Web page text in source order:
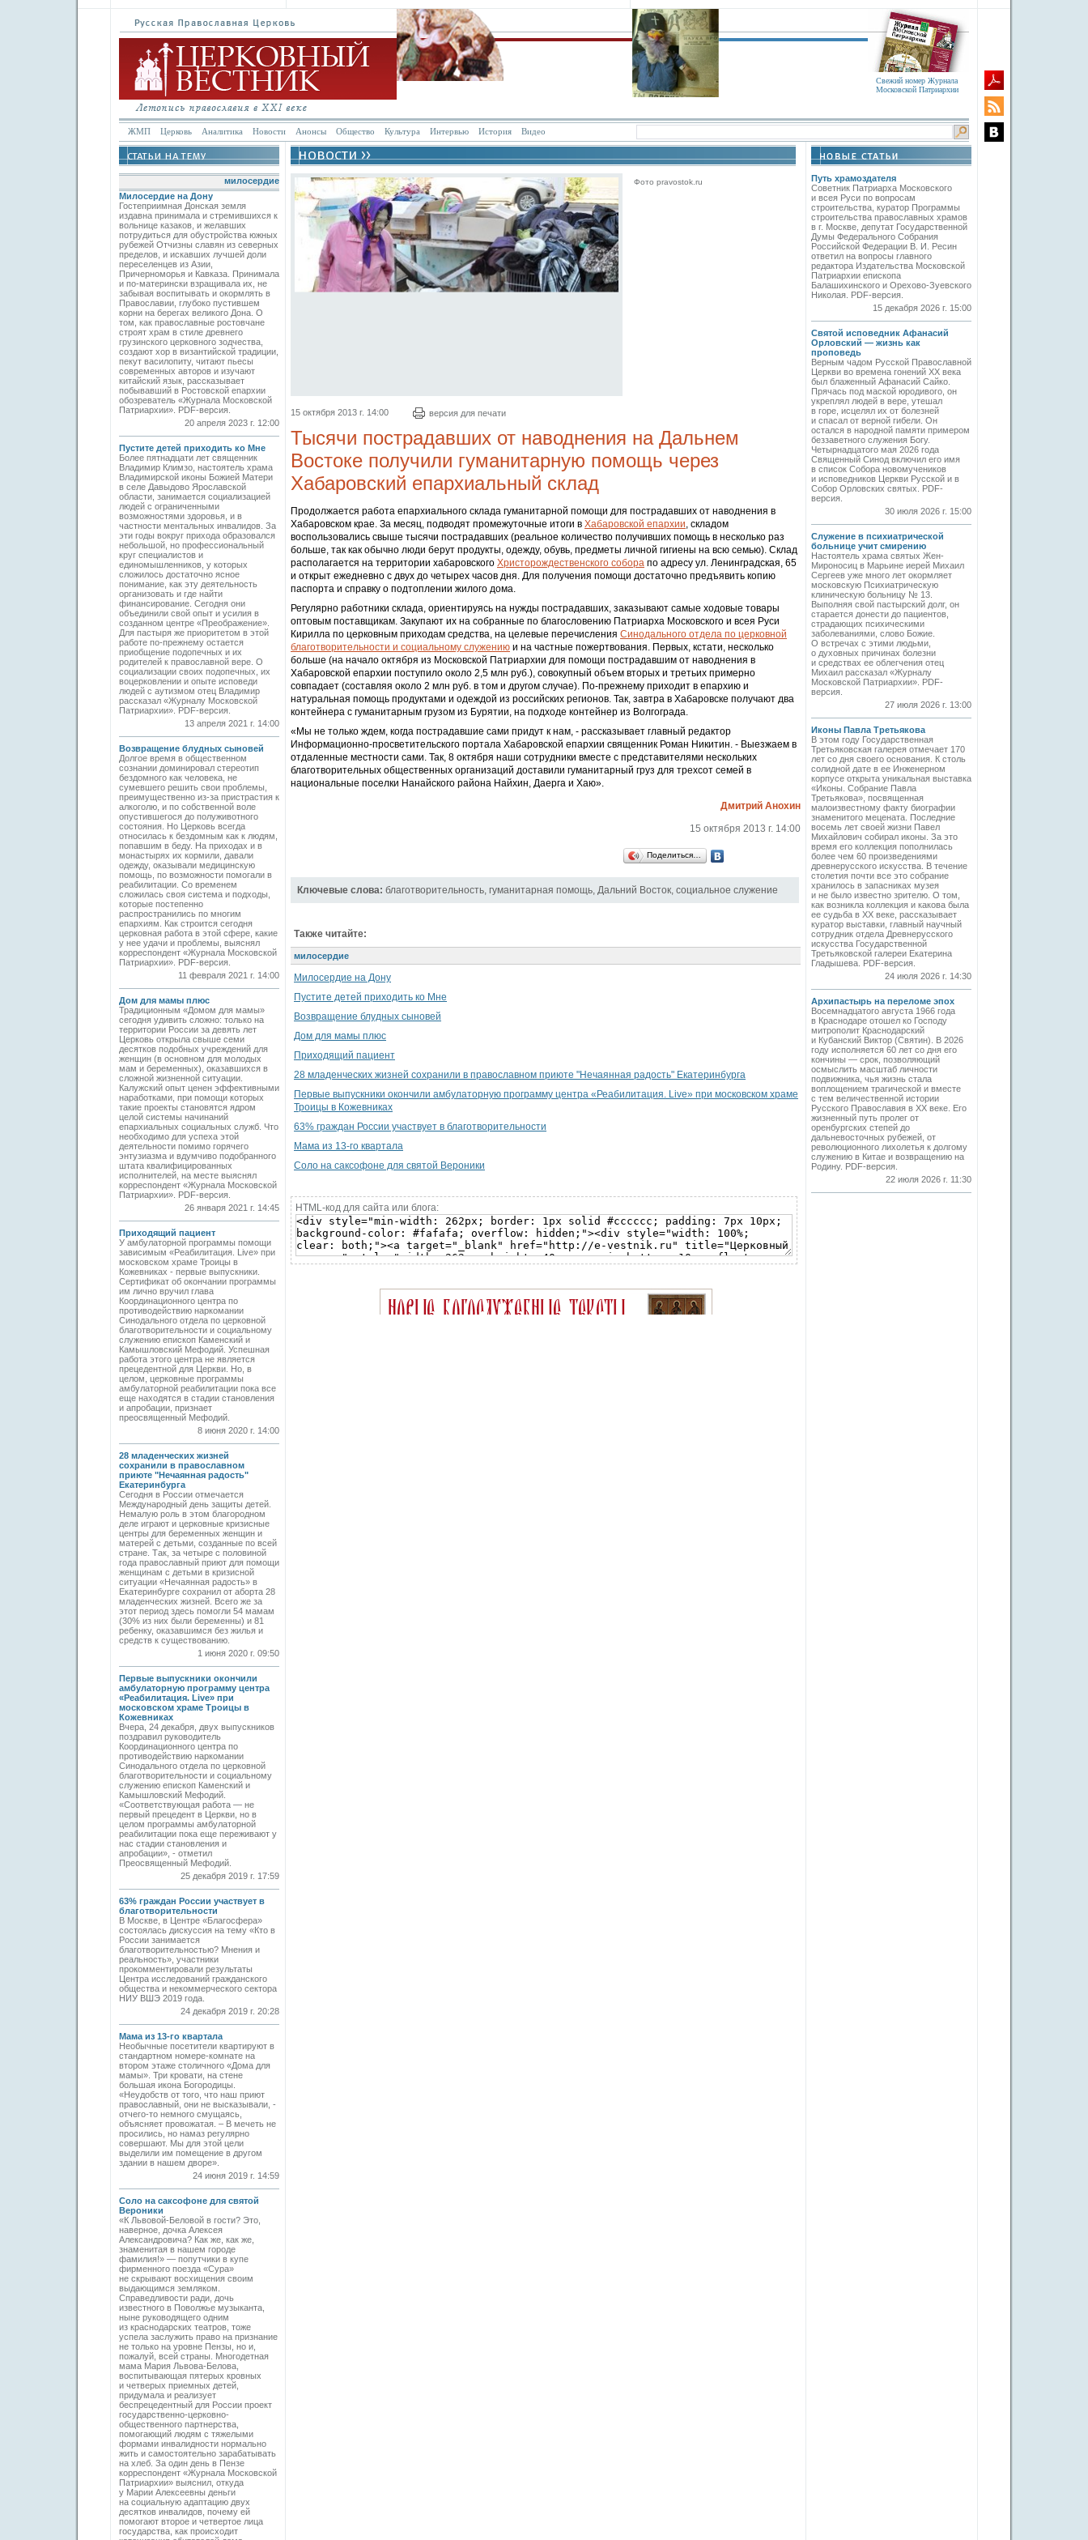
Свежий номер Журнала
Московской Патриархии
ЖМП Церковь Аналитика Новости Анонсы Общество Культура Интервью История Видео
милосердие
Милосердие на Дону
Гостеприимная Донская земля
издавна принимала и стремившихся к
вольнице казаков, и желавших
потрудиться для обустройства южных
рубежей Отчизны славян из северных
пределов, и искавших лучшей доли
переселенцев из Азии,
Причерноморья и Кавказа. Принимала
и по-матерински взращивала их, не
забывая воспитывать и окормлять в
Православии, глубоко пустившем
корни на берегах великого Дона. О
том, как православные ростовчане
строят храм в стиле древнего
грузинского церковного зодчества,
создают хор в византийской традиции,
пекут василопиту, читают пьесы
современных авторов и изучают
китайский язык, рассказывает
побывавший в Ростовской епархии
обозреватель «Журнала Московской
Патриархии». PDF-версия.
20 апреля 2023 г. 12:00
Пустите детей приходить ко Мне
Более пятнадцати лет священник
Владимир Климзо, настоятель храма
Владимирской иконы Божией Матери
в селе Давыдово Ярославской
области, занимается социализацией
людей с ограниченными
возможностями здоровья, и в
частности ментальных инвалидов. За
эти годы вокруг прихода образовался
небольшой, но профессиональный
круг специалистов и
единомышленников, у которых
сложилось достаточно ясное
понимание, как эту деятельность
организовать и где найти
финансирование. Сегодня они
объединили свой опыт и усилия в
созданном центре «Преображение».
Для пастыря же приоритетом в этой
работе по-прежнему остается
приобщение подопечных и их
родителей к православной вере. О
социализации своих подопечных, их
воцерковлении и опыте исповеди
людей с аутизмом отец Владимир
рассказал «Журналу Московской
Патриархии». PDF-версия.
13 апреля 2021 г. 14:00
Возвращение блудных сыновей
Долгое время в общественном
сознании доминировал стереотип
бездомного как человека, не
сумевшего решить свои проблемы,
преимущественно из-за пристрастия к
алкоголю, и по собственной воле
опустившегося до полуживотного
состояния. Но Церковь всегда
относилась к бездомным как к людям,
попавшим в беду. На приходах и в
монастырях их кормили, давали
одежду, оказывали медицинскую
помощь, по возможности помогали в
реабилитации. Со временем
сложилась своя система и подходы,
которые постепенно
распространились по многим
епархиям. Как строится сегодня
церковная работа в этой сфере, какие
у нее удачи и проблемы, выяснял
корреспондент «Журнала Московской
Патриархии». PDF-версия.
11 февраля 2021 г. 14:00
Дом для мамы плюс
Традиционным «Домом для мамы»
сегодня удивить сложно: только на
территории России за девять лет
Церковь открыла свыше семи
десятков подобных учреждений для
женщин (в основном для молодых
мам и беременных), оказавшихся в
сложной жизненной ситуации.
Калужский опыт ценен эффективными
наработками, при помощи которых
такие проекты становятся ядром
целой системы начинаний
епархиальных социальных служб. Что
необходимо для успеха этой
деятельности помимо горячего
энтузиазма и вдумчиво подобранного
штата квалифицированных
исполнителей, на месте выяснял
корреспондент «Журнала Московской
Патриархии». PDF-версия.
26 января 2021 г. 14:45
Приходящий пациент
У амбулаторной программы помощи
зависимым «Реабилитация. Live» при
московском храме Троицы в
Кожевниках - первые выпускники.
Cертификат об окончании программы
им лично вручил глава
Координационного центра по
противодействию наркомании
Синодального отдела по церковной
благотворительности и социальному
служению епископ Каменский и
Камышловский Мефодий. Успешная
работа этого центра не является
прецедентной для Церкви. Но, в
целом, церковные программы
амбулаторной реабилитации пока все
еще находятся в стадии становления
и апробации, признает
преосвященный Мефодий.
8 июня 2020 г. 14:00
28 младенческих жизней
сохранили в православном
приюте "Нечаянная радость"
Екатеринбурга
Сегодня в России отмечается
Международный день защиты детей.
Немалую роль в этом благородном
деле играют и церковные кризисные
центры для беременных женщин и
матерей с детьми, созданные по всей
стране. Так, за четыре с половиной
года православный приют для помощи
женщинам с детьми в кризисной
ситуации «Нечаянная радость» в
Екатеринбурге сохранил от аборта 28
младенческих жизней. Всего же за
этот период здесь помогли 54 мамам
(30% из них были беременны) и 81
ребенку, оказавшимся без жилья и
средств к существованию.
1 июня 2020 г. 09:50
Первые выпускники окончили
амбулаторную программу центра
«Реабилитация. Live» при
московском храме Троицы в
Кожевниках
Вчера, 24 декабря, двух выпускников
поздравил руководитель
Координационного центра по
противодействию наркомании
Синодального отдела по церковной
благотворительности и социальному
служению епископ Каменский и
Камышловский Мефодий.
«Соответствующая работа — не
первый прецедент в Церкви, но в
целом программы амбулаторной
реабилитации пока еще переживают у
нас стадии становления и
апробации», - отметил
Преосвященный Мефодий.
25 декабря 2019 г. 17:59
63% граждан России участвует в
благотворительности
В Москве, в Центре «Благосфера»
состоялась дискуссия на тему «Кто в
России занимается
благотворительностью? Мнения и
реальность», участники
прокомментировали результаты
Центра исследований гражданского
общества и некоммерческого сектора
НИУ ВШЭ 2019 года.
24 декабря 2019 г. 20:28
Мама из 13-го квартала
Необычные посетители квартируют в
стандартном номере-комнате на
втором этаже столичного «Дома для
мамы». Три кровати, на стене
большая икона Богородицы.
«Неудобств от того, что наш приют
православный, они не высказывали, -
отчего-то немного смущаясь,
объясняет провожатая. – В мечеть не
просились, но намаз регулярно
совершают. Мы для этой цели
выделили им помещение в другом
здании в нашем дворе».
24 июня 2019 г. 14:59
Соло на саксофоне для святой
Вероники
«К Львовой-Беловой в гости? Это,
наверное, дочка Алексея
Александровича? Как же, как же,
знаменитая в нашем городе
фамилия!» — попутчики в купе
фирменного поезда «Сура»
не скрывают восхищения своим
выдающимся земляком.
Справедливости ради, дочь
известного в Поволжье музыканта,
ныне руководящего одним
из краснодарских теат­ров, тоже
успела заслужить право на признание
не только на уровне Пензы, но и,
пожалуй, всей страны. Многодетная
мама Мария Львова-Белова,
воспитывающая пятерых кровных
и четверых приемных детей,
придумала и реализует
беспрецедентный для России проект
государственно-церковно-
общественного партнерства,
помогающий людям с тяжелыми
формами инвалидности нормально
жить и самостоятельно зарабатывать
на хлеб. За один день в Пензе
корреспондент «Журнала Московской
Патриархии» выяснил, откуда
у Марии Алексеевны деньги
на социальную адаптацию двух
десятков инвалидов, почему ей
помогают второе и четвертое лица
государства, как происходит
Фото pravostok.ru
15 октября 2013 г. 14:00 версия для печати
Тысячи пострадавших от наводнения на Дальнем
Востоке получили гуманитарную помощь через
Хабаровский епархиальный склад
Продолжается работа епархиального склада гуманитарной помощи для пострадавших от наводнения в
Хабаровском крае. За месяц, подводят промежуточные итоги в Хабаровской епархии, складом
воспользовались свыше тысячи пострадавших (реальное количество получивших помощь в несколько раз
больше, так как обычно люди берут продукты, одежду, обувь, предметы личной гигиены на всю семью). Склад
располагается на территории хабаровского Христорождественского собора по адресу ул. Ленинградская, 65
и открыт ежедневно с двух до четырех часов дня. Для получения помощи достаточно предъявить копию
паспорта и справку о подтоплении жилого дома.
Регулярно работники склада, ориентируясь на нужды пострадавших, заказывают самые ходовые товары
оптовым поставщикам. Закупают их на собранные по благословению Патриарха Московского и всея Руси
Кирилла по церковным приходам средства, на целевые перечисления Синодального отдела по церковной
благотворительности и социальному служению и на частные пожертвования. Первых, кстати, несколько
больше (на начало октября из Московской Патриархии для помощи пострадавшим от наводнения в
Хабаровской епархии поступило около 2,5 млн руб.), совокупный объем вторых и третьих примерно
совпадает (составляя около 2 млн руб. в том и другом случае). По-прежнему приходит в епархию и
натуральная помощь продуктами и одеждой из российских регионов. Так, завтра в Хабаровске получают два
контейнера с гуманитарным грузом из Бурятии, на подходе контейнер из Волгограда.
«Мы не только ждем, когда пострадавшие сами придут к нам, - рассказывает главный редактор
Информационно-просветительского портала Хабаровской епархии священник Роман Никитин. - Выезжаем в
отдаленные местности сами. Так, 8 октября наши сотрудники вместе с представителями нескольких
благотворительных общественных организаций доставили гуманитарный груз для трехсот семей в
национальные поселки Нанайского района Найхин, Даерга и Хаю».
Дмитрий Анохин
15 октября 2013 г. 14:00
Поделиться…
Ключевые слова: благотворительность, гуманитарная помощь, Дальний Восток, социальное служение
Также читайте:
милосердие
Милосердие на Дону
Пустите детей приходить ко Мне
Возвращение блудных сыновей
Дом для мамы плюс
Приходящий пациент
28 младенческих жизней сохранили в православном приюте "Нечаянная радость" Екатеринбурга
Первые выпускники окончили амбулаторную программу центра «Реабилитация. Live» при московском храме
Троицы в Кожевниках
63% граждан России участвует в благотворительности
Мама из 13-го квартала
Соло на саксофоне для святой Вероники
HTML-код для сайта или блога:
Путь храмоздателя
Советник Патриарха Московского
и всея Руси по вопросам
строительства, куратор Программы
строительства православных храмов
в г. Москве, депутат Государственной
Думы Федерального Собрания
Российской Федерации В. И. Ресин
ответил на вопросы главного
редактора Издательства Московской
Патриархии епископа
Балашихинского и Орехово-Зуевского
Николая. PDF-версия.
15 декабря 2026 г. 15:00
Святой исповедник Афанасий
Орловский — жизнь как
проповедь
Верным чадом Русской Православной
Церкви во времена гонений XX века
был блаженный Афанасий Сайко.
Прячась под маской юродивого, он
укреплял людей в вере, утешал
в горе, исцелял их от болезней
и спасал от верной гибели. Он
остался в народной памяти примером
беззаветного служения Богу.
Четырнадцатого мая 2026 года
Священный Синод включил его имя
в список Собора новомучеников
и исповедников Церкви Русской и в
Собор Орловских святых. PDF-
версия.
30 июля 2026 г. 15:00
Служение в психиатрической
больнице учит смирению
Настоятель храма святых Жен-
Мироносиц в Марьине иерей Михаил
Сергеев уже много лет окормляет
московскую Психиатрическую
клиническую больницу № 13.
Выполняя свой пастырский долг, он
старается донести до пациентов,
страдающих психическими
заболеваниями, слово Божие.
О встречах с этими людьми,
о духовных причинах болезни
и средствах ее облегчения отец
Михаил рассказал «Журналу
Московской Патриархии». PDF-
версия.
27 июля 2026 г. 13:00
Иконы Павла Третьякова
В этом году Государственная
Третьяковская галерея отмечает 170
лет со дня своего основания. К столь
солидной дате в ее Инженерном
корпусе открыта уникальная выставка
«Иконы. Собрание Павла
Третьякова», посвященная
малоизвестному факту биографии
знаменитого мецената. Последние
восемь лет своей жизни Павел
Михайлович собирал иконы. За это
время его коллекция пополнилась
более чем 60 произведениями
древнерусского искусства. В течение
столетия почти все это собрание
хранилось в запасниках музея
и не было известно зрителю. О том,
как возникла коллекция и какова была
ее судьба в ХХ веке, рассказывает
куратор выставки, главный научный
сотрудник отдела Древнерусского
искусства Государственной
Третьяковской галереи Екатерина
Гладышева. PDF-версия.
24 июля 2026 г. 14:30
Архипастырь на переломе эпох
Восемнадцатого августа 1966 года
в Краснодаре отошел ко Господу
митрополит Краснодарский
и Кубанский Виктор (Святин). В 2026
году исполняется 60 лет со дня его
кончины — срок, позволяющий
осмыслить масштаб личности
подвижника, чья жизнь стала
воплощением трагической и вместе
с тем величественной истории
Русского Православия в XX веке. Его
жизненный путь пролег от
оренбургских степей до
дальневосточных рубежей, от
революционного лихолетья к долгому
служению в Китае и возвращению на
Родину. PDF-версия.
22 июля 2026 г. 11:30